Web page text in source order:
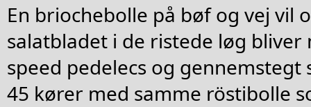
En briochebolle på bøf og vej vil
salatbladet i de ristede løg bliver
speed pedelecs og gennemstegt
45 kører med samme röstibolle